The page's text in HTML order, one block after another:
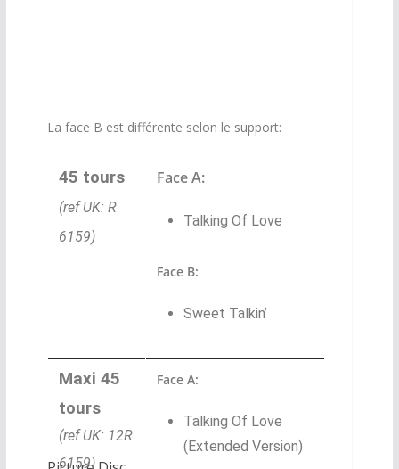
La face B est différente selon le support:
45 tours
(ref UK: R
6159)
Face A:
Talking Of Love
Face B:
Sweet Talkin’
Maxi 45
tours
(ref UK: 12R
6159)
Face A:
Talking Of Love
(Extended Version)